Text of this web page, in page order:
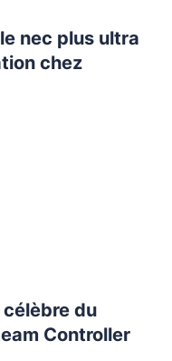
nec plus ultra
chez
célèbre du
Controller